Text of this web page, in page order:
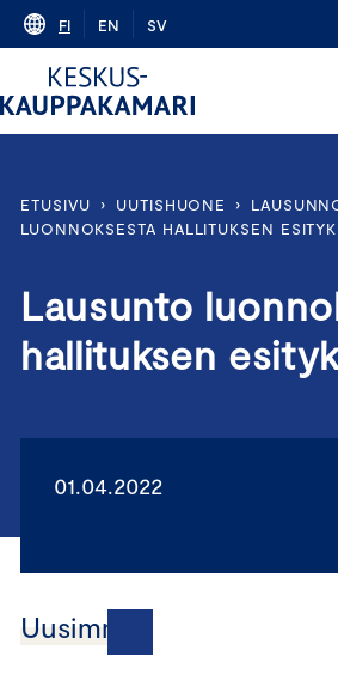
Skip
content
FI EN SV
ETUSIVU › UUTISHUONE ›
LUONNOKSESTA HALLITUKSEN
Lausunto
hallituksen
01.04.2022
Uusimmat